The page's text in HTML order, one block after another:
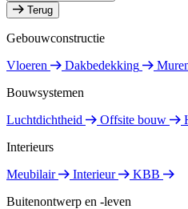
Terug
Gebouwconstructie
Vloeren
Dakbedekking
Bouwsystemen
Luchtdichtheid
Offsite bouw
Interieurs
Meubilair
Interieur
KBB
Buitenontwerp en -leven